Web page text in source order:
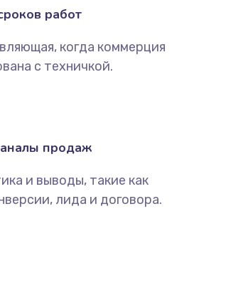
работ
когда коммерция
с техничкой.
продаж
и выводы, такие как
лида и договора.